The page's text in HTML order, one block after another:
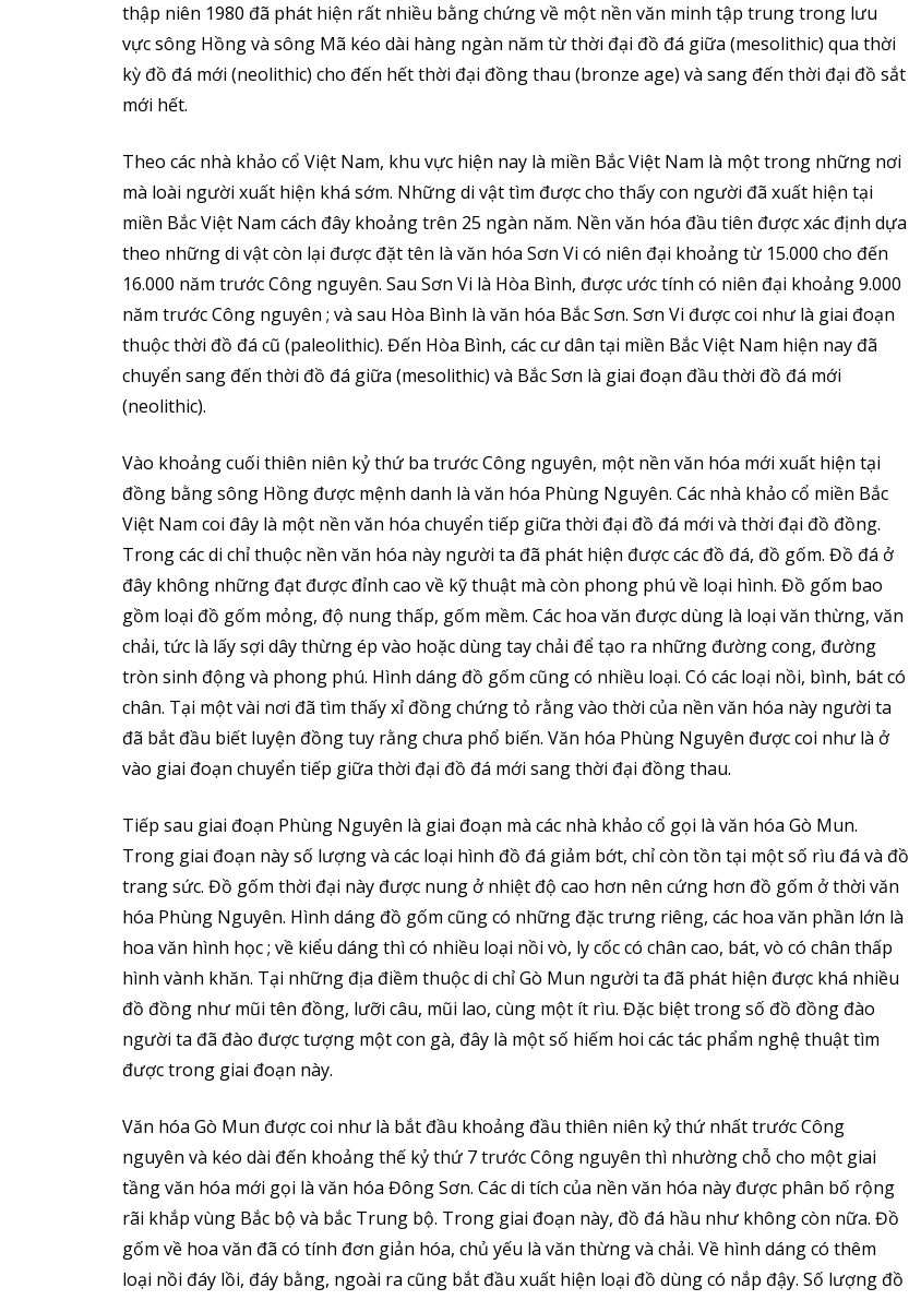
thập niên 1980 đã phát hiện rất nhiều bằng chứng về một nền văn minh tập trung trong lưu
vực sông Hồng và sông Mã kéo dài hàng ngàn năm từ thời đại đồ đá giữa (mesolithic) qua thời
kỳ đồ đá mới (neolithic) cho đến hết thời đại đồng thau (bronze age) và sang đến thời đại đồ sắt
mới hết.
Theo các nhà khảo cổ Việt Nam, khu vực hiện nay là miền Bắc Việt Nam là một trong những nơi
mà loài người xuất hiện khá sớm. Những di vật tìm được cho thấy con người đã xuất hiện tại
miền Bắc Việt Nam cách đây khoảng trên 25 ngàn năm. Nền văn hóa đầu tiên được xác định dựa
theo những di vật còn lại được đặt tên là văn hóa Sơn Vi có niên đại khoảng từ 15.000 cho đến
16.000 năm trước Công nguyên. Sau Sơn Vi là Hòa Bình, được ước tính có niên đại khoảng 9.000
năm trước Công nguyên ; và sau Hòa Bình là văn hóa Bắc Sơn. Sơn Vi được coi như là giai đoạn
thuộc thời đồ đá cũ (paleolithic). Đến Hòa Bình, các cư dân tại miền Bắc Việt Nam hiện nay đã
chuyển sang đến thời đồ đá giữa (mesolithic) và Bắc Sơn là giai đoạn đầu thời đồ đá mới
(neolithic).
Vào khoảng cuối thiên niên kỷ thứ ba trước Công nguyên, một nền văn hóa mới xuất hiện tại
đồng bằng sông Hồng được mệnh danh là văn hóa Phùng Nguyên. Các nhà khảo cổ miền Bắc
Việt Nam coi đây là một nền văn hóa chuyển tiếp giữa thời đại đồ đá mới và thời đại đồ đồng.
Trong các di chỉ thuộc nền văn hóa này người ta đã phát hiện được các đồ đá, đồ gốm. Đồ đá ở
đây không những đạt được đỉnh cao về kỹ thuật mà còn phong phú về loại hình. Đồ gốm bao
gồm loại đồ gốm mỏng, độ nung thấp, gốm mềm. Các hoa văn được dùng là loại văn thừng, văn
chải, tức là lấy sợi dây thừng ép vào hoặc dùng tay chải để tạo ra những đường cong, đường
tròn sinh động và phong phú. Hình dáng đồ gốm cũng có nhiều loại. Có các loại nồi, bình, bát có
chân. Tại một vài nơi đã tìm thấy xỉ đồng chứng tỏ rằng vào thời của nền văn hóa này người ta
đã bắt đầu biết luyện đồng tuy rằng chưa phổ biến. Văn hóa Phùng Nguyên được coi như là ở
vào giai đoạn chuyển tiếp giữa thời đại đồ đá mới sang thời đại đồng thau.
Tiếp sau giai đoạn Phùng Nguyên là giai đoạn mà các nhà khảo cổ gọi là văn hóa Gò Mun.
Trong giai đoạn này số lượng và các loại hình đồ đá giảm bớt, chỉ còn tồn tại một số rìu đá và đồ
trang sức. Đồ gốm thời đại này được nung ở nhiệt độ cao hơn nên cứng hơn đồ gốm ở thời văn
hóa Phùng Nguyên. Hình dáng đồ gốm cũng có những đặc trưng riêng, các hoa văn phần lớn là
hoa văn hình học ; về kiểu dáng thì có nhiều loại nồi vò, ly cốc có chân cao, bát, vò có chân thấp
hình vành khăn. Tại những địa điềm thuộc di chỉ Gò Mun người ta đã phát hiện được khá nhiều
đồ đồng như mũi tên đồng, lưỡi câu, mũi lao, cùng một ít rìu. Đặc biệt trong số đồ đồng đào
người ta đã đào được tượng một con gà, đây là một số hiếm hoi các tác phẩm nghệ thuật tìm
được trong giai đoạn này.
Văn hóa Gò Mun được coi như là bắt đầu khoảng đầu thiên niên kỷ thứ nhất trước Công
nguyên và kéo dài đến khoảng thế kỷ thứ 7 trước Công nguyên thì nhường chỗ cho một giai
tầng văn hóa mới gọi là văn hóa Đông Sơn. Các di tích của nền văn hóa này được phân bố rộng
rãi khắp vùng Bắc bộ và bắc Trung bộ. Trong giai đoạn này, đồ đá hầu như không còn nữa. Đồ
gốm về hoa văn đã có tính đơn giản hóa, chủ yếu là văn thừng và chải. Về hình dáng có thêm
loại nồi đáy lồi, đáy bằng, ngoài ra cũng bắt đầu xuất hiện loại đồ dùng có nắp đậy. Số lượng đồ